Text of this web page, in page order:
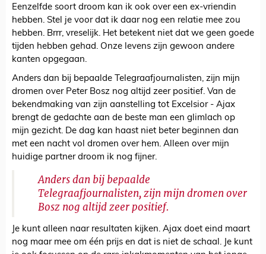
Eenzelfde soort droom kan ik ook over een ex-vriendin
hebben. Stel je voor dat ik daar nog een relatie mee zou
hebben. Brrr, vreselijk. Het betekent niet dat we geen goede
tijden hebben gehad. Onze levens zijn gewoon andere
kanten opgegaan.
Anders dan bij bepaalde Telegraafjournalisten, zijn mijn
dromen over Peter Bosz nog altijd zeer positief. Van de
bekendmaking van zijn aanstelling tot Excelsior - Ajax
brengt de gedachte aan de beste man een glimlach op
mijn gezicht. De dag kan haast niet beter beginnen dan
met een nacht vol dromen over hem. Alleen over mijn
huidige partner droom ik nog fijner.
Anders dan bij bepaalde
Telegraafjournalisten, zijn mijn dromen over
Bosz nog altijd zeer positief.
Je kunt alleen naar resultaten kijken. Ajax doet eind maart
nog maar mee om één prijs en dat is niet de schaal. Je kunt